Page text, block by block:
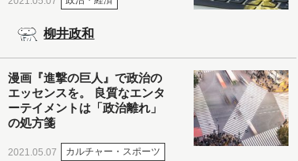
柳井政和
漫画『進撃の巨人』で政治の
エッセンスを。 良質なエンタ
ーテイメントは「政治離れ」
の処方箋
2021.05.07 カルチャー・スポーツ